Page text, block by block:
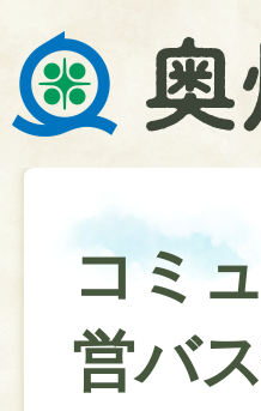
コミ
営バ